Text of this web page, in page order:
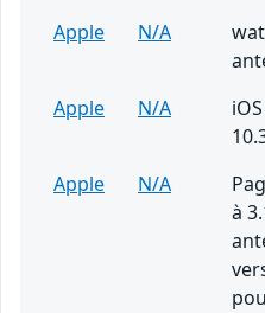
Apple N/A
Apple
N/A
Apple
N/A
à